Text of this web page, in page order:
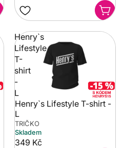
Henry`s
Lifestyle
T-
shirt
-
L
Henry`s Lifestyle T-shirt -
L
TRIČKO
Skladem
349 Kč